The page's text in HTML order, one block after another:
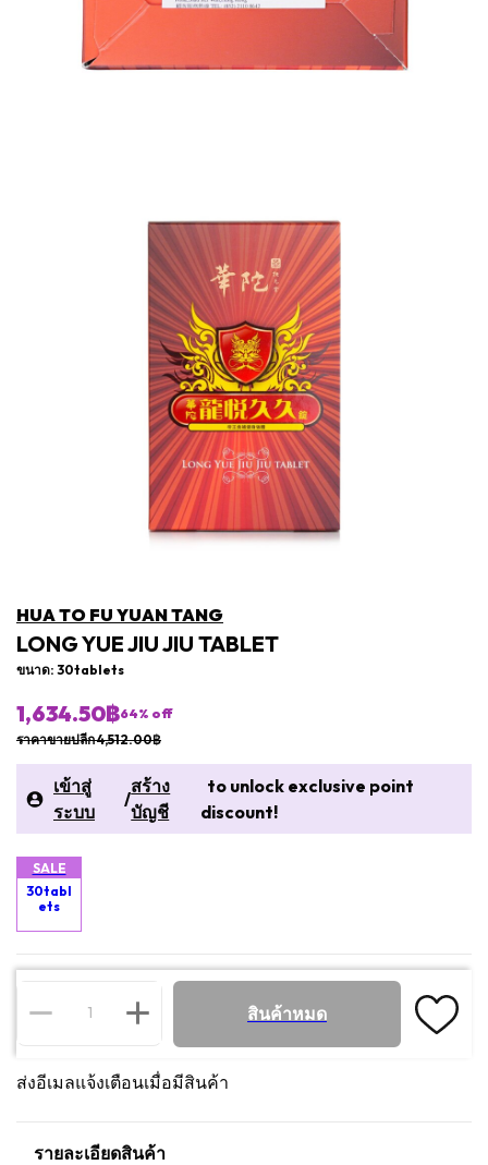
HUA TO FU YUAN TANG
LONG YUE JIU JIU TABLET
ขนาด: 30tablets
1,634.50฿64% off
ราคาขายปลีก 4,512.00฿
เข้าสู่
ระบบ
/
สร้าง
บัญชี
to unlock exclusive point
discount!
SALE
30tabl
ets
สินค้าหมด
ส่งอีเมลแจ้งเตือนเมื่อมีสินค้า
รายละเอียดสินค้า